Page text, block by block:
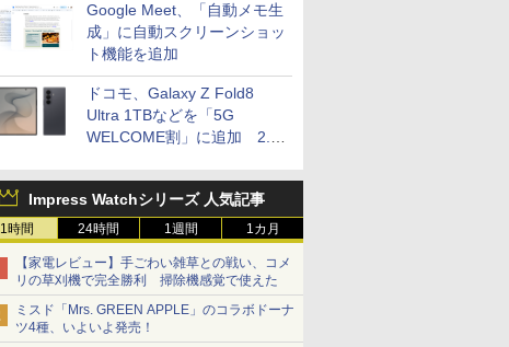
Google Meet、「自動メモ生
成」に自動スクリーンショッ
ト機能を追加
ドコモ、Galaxy Z Fold8
Ultra 1TBなどを「5G
WELCOME割」に追加 2.2
Impress Watchシリーズ 人気記事
1時間 24時間 1週間 1カ月
【家電レビュー】手ごわい雑草との戦い、コメ
リの草刈機で完全勝利 掃除機感覚で使えた
ミスド「Mrs. GREEN APPLE」のコラボドーナ
ツ4種、いよいよ発売！